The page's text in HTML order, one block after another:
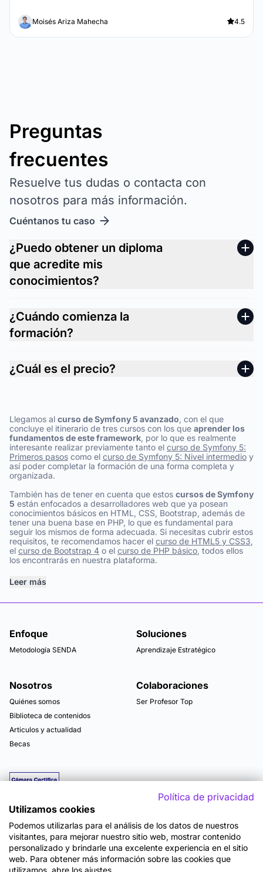
Moisés Ariza Mahecha 4.5
Preguntas
frecuentes
Resuelve tus dudas o contacta con
nosotros para más información.
Cuéntanos tu caso
¿Puedo obtener un diploma
que acredite mis
conocimientos?
¿Cuándo comienza la
formación?
¿Cuál es el precio?
Llegamos al curso de Symfony 5 avanzado, con el que
concluye el itinerario de tres cursos con los que aprender los
fundamentos de este framework, por lo que es realmente
interesante realizar previamente tanto el curso de Symfony 5:
Primeros pasos como el curso de Symfony 5: Nivel intermedio y
así poder completar la formación de una forma completa y
organizada.
También has de tener en cuenta que estos cursos de Symfony
5 están enfocados a desarrolladores web que ya posean
conocimientos básicos en HTML, CSS, Bootstrap, además de
tener una buena base en PHP, lo que es fundamental para
seguir los mismos de forma adecuada. Si necesitas cubrir estos
requisitos, te recomendamos hacer el curso de HTML5 y CSS3,
el curso de Bootstrap 4 o el curso de PHP básico, todos ellos
los encontrarás en nuestra plataforma.
Leer más
Enfoque
Metodología SENDA
Soluciones
Aprendizaje Estratégico
Nosotros
Quiénes somos
Biblioteca de contenidos
Articulos y actualidad
Becas
Colaboraciones
Ser Profesor Top
Política de privacidad
Utilizamos cookies
Podemos utilizarlas para el análisis de los datos de nuestros
visitantes, para mejorar nuestro sitio web, mostrar contenido
personalizado y brindarle una excelente experiencia en el sitio
web. Para obtener más información sobre las cookies que
utilizamos, abre los ajustes.